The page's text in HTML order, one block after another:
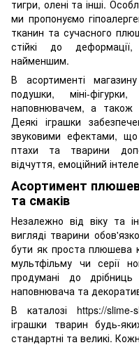
тигри, олені та інші.
ми пропонуємо
тканин та сучасного
стійкі до
найменшим.
В асортименті
подушки, міні-
наповнювачем, а також
Деякі іграшки
звуковими ефектами, що
птахи та тварини
відчуття, емоційний
Асортимент
та смаків
Незалежно від віку та
вигляді тварини
бути як проста плюшева
мультфільму чи серії
продумані до
наповнювача та
В каталозі https://
іграшки тварин будь-
стандартні та великі.